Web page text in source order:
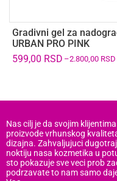
Gradivni gel za
URBAN PRO PINK
599,00 RSD –2.800,00 RSD
Nas cilj je da svojim
proizvode vrhunskog
dizajna. Zahvaljujuci
noktiju nasa kozmetika u
sto pokazuje sve veci prob
podrzavate to nam samo